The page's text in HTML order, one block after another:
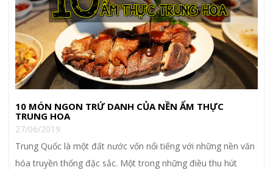
10 MÓN NGON TRỨ DANH CỦA NỀN ẨM THỰC
TRUNG HOA
27/06/2019
Trung Quốc là một đất nước vốn nổi tiếng với những nền văn
hóa truyền thống đặc sắc. Một trong những điều thu hút